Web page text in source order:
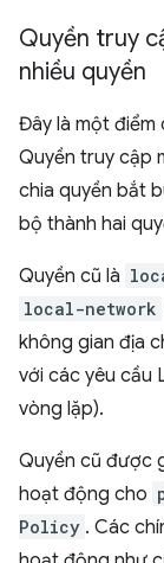
Quyền truy
nhiều quyền
Đây là một điểm
Quyền truy cập
chia quyền bắt
bộ thành hai
Quyền cũ là
local-network
không gian địa
với các yêu cầu
vòng lặp).
Quyền cũ được
hoạt động cho
Policy . Các